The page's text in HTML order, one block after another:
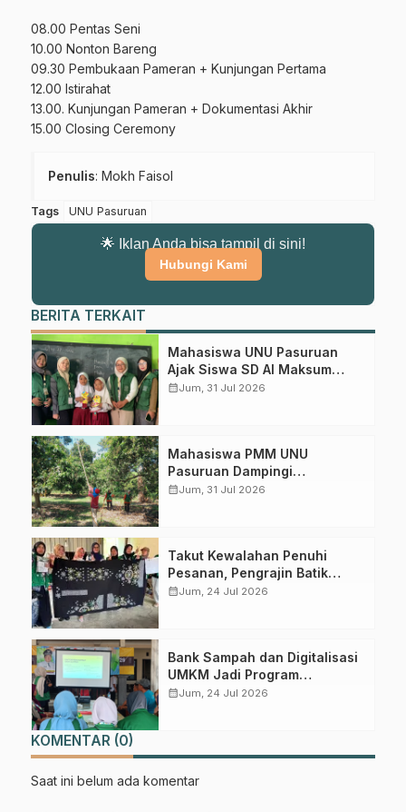
Gabung Channel WhatsApp NU
Pasuruan
sumber resmi NU Pasuruan.
08.00 Pentas Seni
10.00 Nonton Bareng
09.30 Pembukaan Pameran + Kunjungan Pertama
12.00 Istirahat
13.00. Kunjungan Pameran + Dokumentasi Akhir
15.00 Closing Ceremony
Penulis: Mokh Faisol
Tags UNU Pasuruan
🌟 Iklan Anda bisa tampil di sini!
Hubungi Kami
BERITA TERKAIT
Mahasiswa UNU Pasuruan
Ajak Siswa SD Al Maksum
Balunganyar Kuasai
calendar_monthJum, 31 Jul 2026
Mahasiswa PMM UNU
Pasuruan Dampingi
Perawatan Kebun Mangga di
calendar_monthJum, 31 Jul 2026
Takut Kewalahan Penuhi
Pesanan, Pengrajin Batik
Randupitu Belum Mau Buka
calendar_monthJum, 24 Jul 2026
Bank Sampah dan Digitalisasi
UMKM Jadi Program
Unggulan, PMM UNU Pasuruan
calendar_monthJum, 24 Jul 2026
KOMENTAR (0)
Saat ini belum ada komentar